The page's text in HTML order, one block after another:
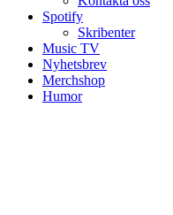
Spotify
Skribenter
Music TV
Nyhetsbrev
Merchshop
Humor